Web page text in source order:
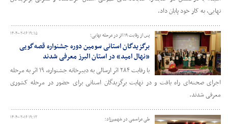
نهایی، به کار خود پایان داد.
۱۴۰۴-۰۲-۱۶ ۱۹:۱۵ پس از رقابت ۱۹ اثر در مرحله نهایی؛
برگزیدگان استانی سومین دوره جشنواره قصه‌گویی
«نهال امید» در استان البرز معرفی شدند
با رقابت ۲۸۴ اثر ارسالی به دبیرخانه جشنواره، ۱۹ اثر به مرحله
اجرای صحنه‌ای راه یافت و در نهایت برگزیدگان استانی برای حضور در مرحله کشوری
معرفی شدند.
۱۴۰۴-۰۲-۱۶ ۱۹:۱۲ طی مراسمی در شهمیرزاد؛